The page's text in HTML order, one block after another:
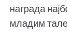
награда
младим